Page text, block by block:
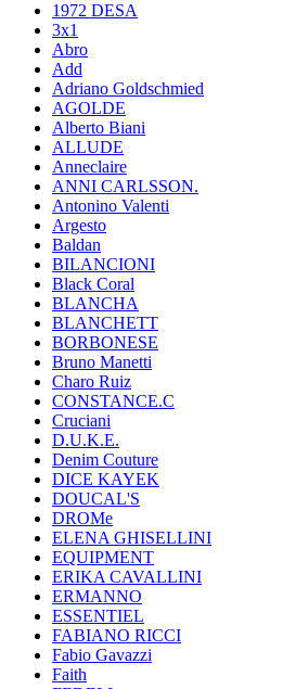
1972 DESA
3x1
Abro
Add
Adriano Goldschmied
AGOLDE
Alberto Biani
ALLUDE
Anneclaire
ANNI CARLSSON.
Antonino Valenti
Argesto
Baldan
BILANCIONI
Black Coral
BLANCHA
BLANCHETT
BORBONESE
Bruno Manetti
Charo Ruiz
CONSTANCE.C
Cruciani
D.U.K.E.
Denim Couture
DICE KAYEK
DOUCAL'S
DROMe
ELENA GHISELLINI
EQUIPMENT
ERIKA CAVALLINI
ERMANNO
ESSENTIEL
FABIANO RICCI
Fabio Gavazzi
Faith